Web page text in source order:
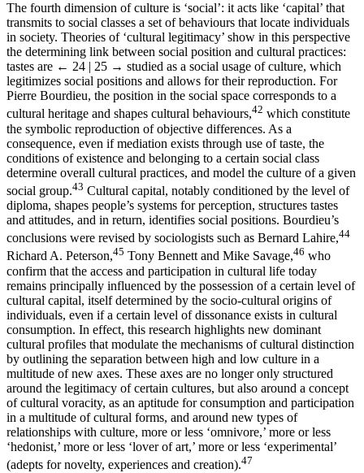
The fourth dimension of culture is ‘social’: it acts like ‘capital’ that
transmits to social classes a set of behaviours that locate individuals
in society. Theories of ‘cultural legitimacy’ show in this perspective
the determining link between social position and cultural practices:
tastes are ← 24 | 25 → studied as a social usage of culture, which
legitimizes social positions and allows for their reproduction. For
Pierre Bourdieu, the position in the social space corresponds to a
cultural heritage and shapes cultural behaviours,42 which constitute
the symbolic reproduction of objective differences. As a
consequence, even if mediation exists through use of taste, the
conditions of existence and belonging to a certain social class
determine overall cultural practices, and model the culture of a given
social group.43 Cultural capital, notably conditioned by the level of
diploma, shapes people’s systems for perception, structures tastes
and attitudes, and in return, identifies social positions. Bourdieu’s
conclusions were revised by sociologists such as Bernard Lahire,44
Richard A. Peterson,45 Tony Bennett and Mike Savage,46 who
confirm that the access and participation in cultural life today
remains principally influenced by the possession of a certain level of
cultural capital, itself determined by the socio-cultural origins of
individuals, even if a certain level of dissonance exists in cultural
consumption. In effect, this research highlights new dominant
cultural profiles that modulate the mechanisms of cultural distinction
by outlining the separation between high and low culture in a
multitude of new axes. These axes are no longer only structured
around the legitimacy of certain cultures, but also around a concept
of cultural voracity, as an aptitude for consumption and participation
in a multitude of cultural forms, and around new types of
relationships with culture, more or less ‘omnivore,’ more or less
‘hedonist,’ more or less ‘lover of art,’ more or less ‘experimental’
(adepts for novelty, experiences and creation).47